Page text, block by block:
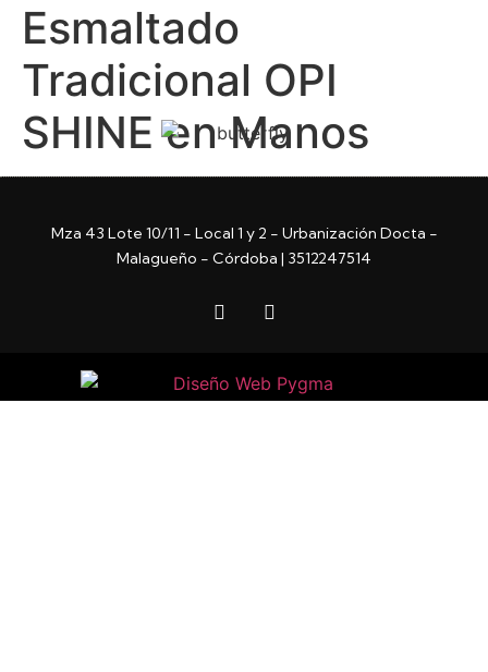
Esmaltado
Tradicional OPI
SHINE en Manos
Mza 43 Lote 10/11 - Local 1 y 2 - Urbanización Docta -
Malagueño - Córdoba | 3512247514